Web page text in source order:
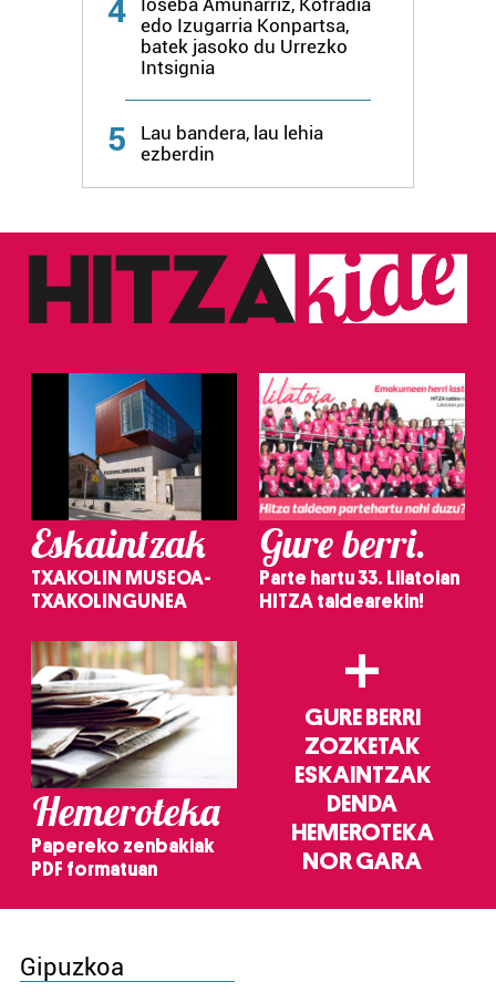
4
edo Izugarria Konpartsa,
batek jasoko du Urrezko
Intsignia
5
Lau bandera, lau lehia
ezberdin
Eskaintzak
TXAKOLIN MUSEOA-
TXAKOLINGUNEA
Gure berri.
Parte hartu 33. Lilatoian
HITZA taldearekin!
Hemeroteka
Papereko zenbakiak
PDF formatuan
+
GURE BERRI
ZOZKETAK
ESKAINTZAK
DENDA
HEMEROTEKA
NOR GARA
Gipuzkoa